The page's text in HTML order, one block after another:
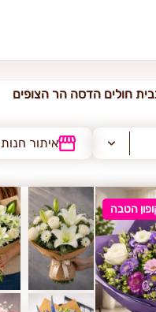
חולים הדסה הר הצופים
איתור חנות